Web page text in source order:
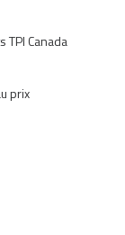
Canada
prix